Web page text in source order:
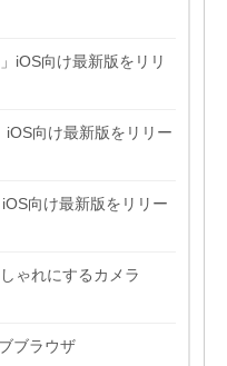
iOS向け最新版をリリ
iOS向け最新版をリリー
向け最新版をリリー
ゃれにするカメラ
ブラウザ